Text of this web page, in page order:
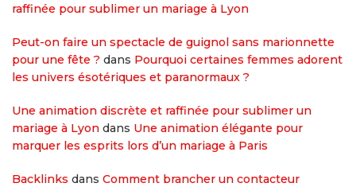
raffinée pour sublimer un mariage à Lyon
Peut-on faire un spectacle de guignol sans marionnette
pour une fête ? dans Pourquoi certaines femmes adorent
les univers ésotériques et paranormaux ?
Une animation discrète et raffinée pour sublimer un
mariage à Lyon dans Une animation élégante pour
marquer les esprits lors d’un mariage à Paris
Backlinks dans Comment brancher un contacteur